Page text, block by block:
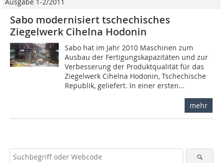
Sabo modernisiert tschechisches
Ziegelwerk Cihelna Hodonin
Sabo hat im Jahr 2010 Maschinen zum
Ausbau der Fertigungskapazitäten und zur
Verbesserung der Produktqualität für das
Ziegel­werk Cihelna Hodonin, Tschechische
Republik, geliefert. In einer ersten...
mehr